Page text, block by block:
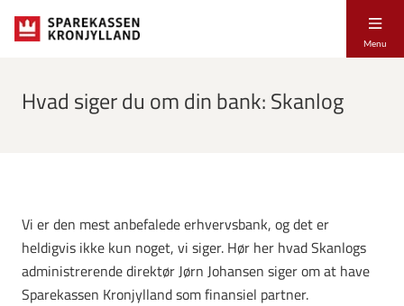
Menu
Hvad siger du om din bank: Skanlog
Vi er den mest anbefalede erhvervsbank, og det er
heldigvis ikke kun noget, vi siger. Hør her hvad Skanlogs
administrerende direktør Jørn Johansen siger om at have
Sparekassen Kronjylland som finansiel partner.